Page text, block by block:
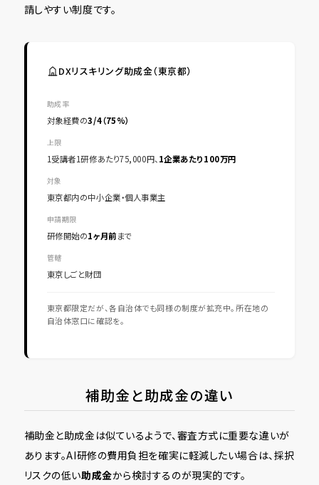
請しやすい制度です。
DXリスキリング助成金（東京都）
助成率
対象経費の3/4（75%）
上限
1受講者1研修あたり75,000円、 1企業あたり100万円
対象
東京都内の中小企業・個人事業主
申請期限
研修開始の1ヶ月前まで
管轄
東京しごと財団
東京都限定だが、各自治体でも同様の制度が拡充中。所在地の
自治体窓口に確認を。
補助金と助成金の違い
補助金と助成金は似ているようで、審査方式に重要な違いが
あります。AI研修の費用負担を確実に軽減したい場合は、採択
リスクの低い助成金から検討するのが現実的です。